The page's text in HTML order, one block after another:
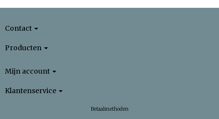
Contact
Producten
Mijn account
Klantenservice
Betaalmethoden